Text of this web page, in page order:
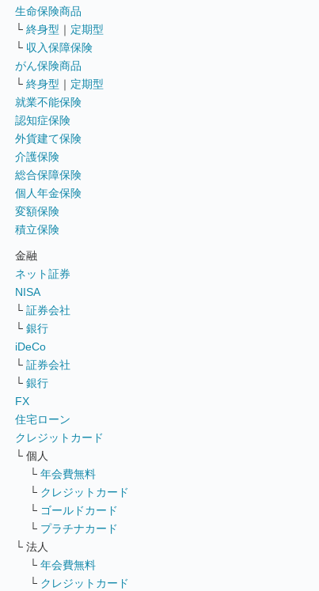
生命保険商品
└ 終身型 ｜ 定期型
└ 収入保障保険
がん保険商品
└ 終身型 ｜ 定期型
就業不能保険
認知症保険
外貨建て保険
介護保険
総合保障保険
個人年金保険
変額保険
積立保険
金融
ネット証券
NISA
└ 証券会社
└ 銀行
iDeCo
└ 証券会社
└ 銀行
FX
住宅ローン
クレジットカード
└ 個人
└ 年会費無料
└ クレジットカード
└ ゴールドカード
└ プラチナカード
└ 法人
└ 年会費無料
└ クレジットカード